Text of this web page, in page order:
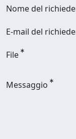
Nome del
E-mail del
File
Messaggio